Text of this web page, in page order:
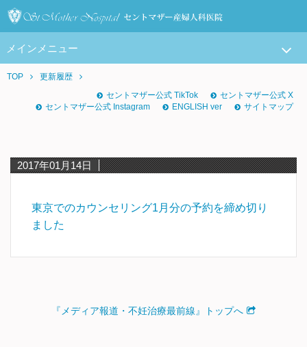
メインメニュー
TOP
更新履歴
セントマザー公式 TikTok
セントマザー公式 X
セントマザー公式 Instagram
ENGLISH ver サイトマップ
2017年01月14日
東京でのカウンセリング1月分の予約を締め切り
ました
『メディア報道・不妊治療最前線』トップへ